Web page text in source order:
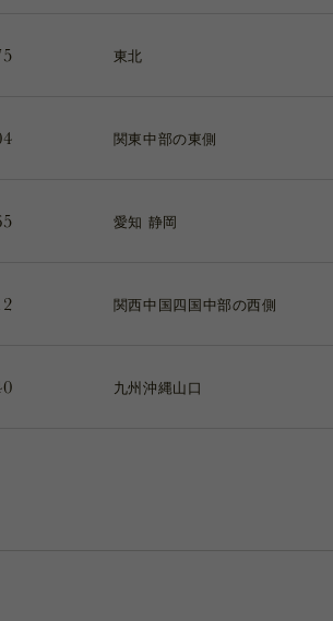
東北
関東中部の東側
愛知 静岡
関西 中国 四国 中部の西側
九州 沖縄山口